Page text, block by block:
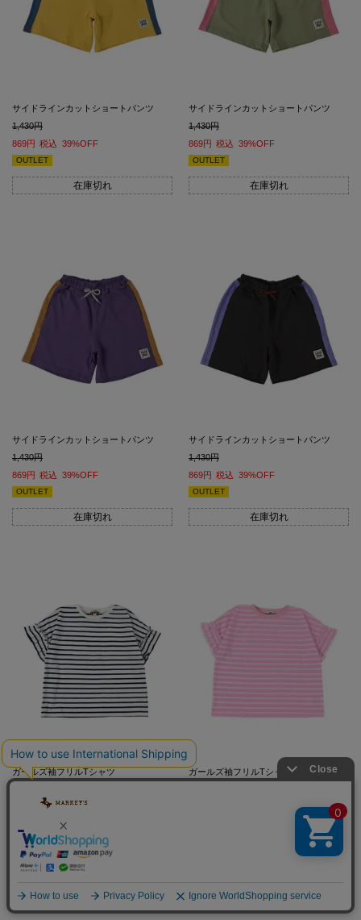
サイドラインカットショートパンツ
1,430
869
税込 39%OFF
OUTLET
在庫切れ
サイドラインカットショートパンツ
1,430
869
税込 39%OFF
OUTLET
在庫切れ
サイドラインカットショートパンツ
1,430
869
税込 39%OFF
OUTLET
在庫切れ
サイドラインカットショートパンツ
1,430
869
税込 39%OFF
OUTLET
在庫切れ
ガールズ袖フリルTシャツ
税込 33%OFF
在庫切れ
ガールズ袖フリルTシャツ